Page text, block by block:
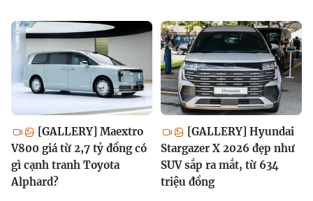
[GALLERY] Maextro
V800 giá từ 2,7 tỷ đồng có
gì cạnh tranh Toyota
Alphard?
[GALLERY] Hyundai
Stargazer X 2026 đẹp như
SUV sắp ra mắt, từ 634
triệu đồng